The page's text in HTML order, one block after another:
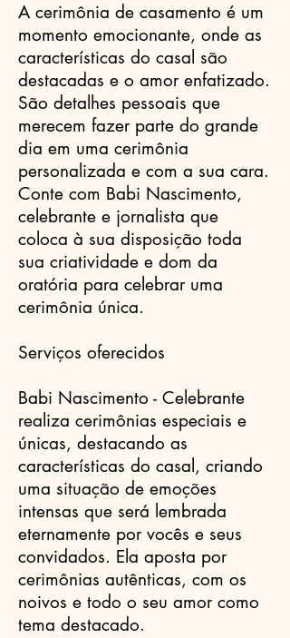
A cerimônia de casamento é um
momento emocionante, onde as
características do casal são
destacadas e o amor enfatizado.
São detalhes pessoais que
merecem fazer parte do grande
dia em uma cerimônia
personalizada e com a sua cara.
Conte com Babi Nascimento,
celebrante e jornalista que
coloca à sua disposição toda
sua criatividade e dom da
oratória para celebrar uma
cerimônia única.
Serviços oferecidos
Babi Nascimento - Celebrante
realiza cerimônias especiais e
únicas, destacando as
características do casal, criando
uma situação de emoções
intensas que será lembrada
eternamente por vocês e seus
convidados. Ela aposta por
cerimônias autênticas, com os
noivos e todo o seu amor como
tema destacado.